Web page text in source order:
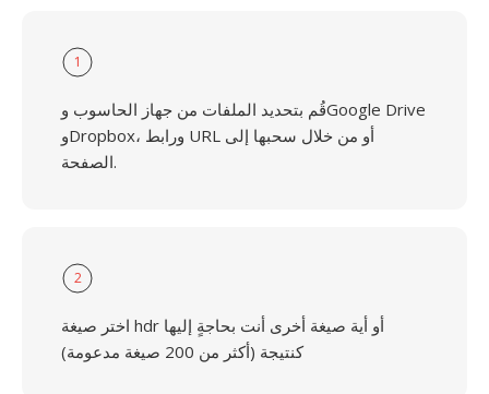
1
قُم بتحديد الملفات من جهاز الحاسوب وGoogle Drive
وDropbox، ورابط URL أو من خلال سحبها إلى
الصفحة.
2
اختر صيغة hdr أو أية صيغة أخرى أنت بحاجةٍ إليها
كنتيجة (أكثر من 200 صيغة مدعومة)